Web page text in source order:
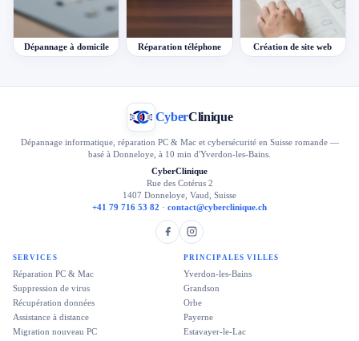
Dépannage à domicile Réparation téléphone Création de site web
CyberClinique
Dépannage informatique, réparation PC & Mac et cybersécurité en Suisse romande —
basé à Donneloye, à 10 min d'Yverdon-les-Bains.
CyberClinique
Rue des Cotérus 2
1407 Donneloye, Vaud, Suisse
+41 79 716 53 82 · contact@cyberclinique.ch
SERVICES
Réparation PC & Mac
Suppression de virus
Récupération données
Assistance à distance
Migration nouveau PC
PRINCIPALES VILLES
Yverdon-les-Bains
Grandson
Orbe
Payerne
Estavayer-le-Lac